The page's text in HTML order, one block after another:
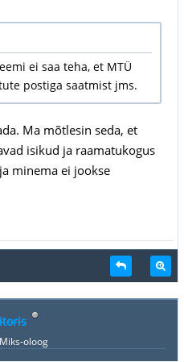
ei saa teha, et MTÜ
postiga saatmist jms.
Ma mõtlesin seda, et
isikud ja raamatukogus
minema ei jookse
oloog